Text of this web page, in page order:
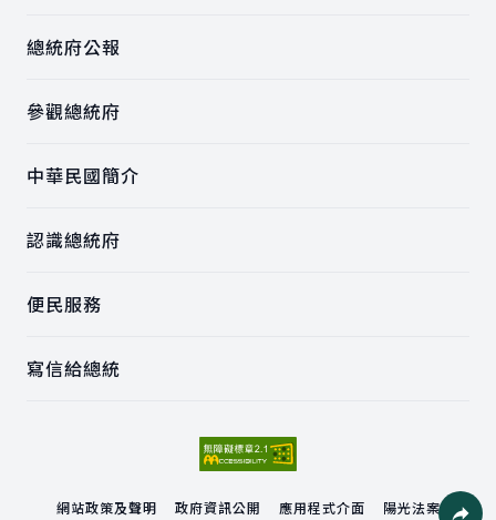
總統府公報
參觀總統府
中華民國簡介
認識總統府
便民服務
寫信給總統
網站政策及聲明 政府資訊公開 應用程式介面 陽光法案